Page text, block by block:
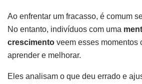
Ao enfrentar um fracasso, é comum
No entanto, indivíduos com uma
crescimento veem esses momentos
aprender e melhorar.
Eles analisam o que deu errado e